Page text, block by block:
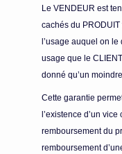
Le VENDEUR est
cachés du
l’usage auquel on
usage que le
donné qu’un
Cette garantie
l’existence d’un
remboursement du
remboursement